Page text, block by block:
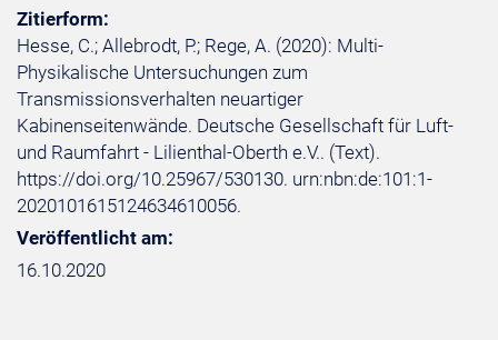
Zitierform:
Hesse, C.; Allebrodt, P.; Rege, A. (2020): Multi-
Physikalische Untersuchungen zum
Transmissionsverhalten neuartiger
Kabinenseitenwände. Deutsche Gesellschaft für Luft-
und Raumfahrt - Lilienthal-Oberth e.V.. (Text).
https://doi.org/10.25967/530130. urn:nbn:de:101:1-
2020101615124634610056.
Veröffentlicht am:
16.10.2020